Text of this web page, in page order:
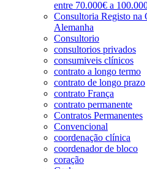
entre 70.000€ a
Consultoria Registo na
Alemanha
Consultorio
consultorios privados
consumiveis clínicos
contrato a longo termo
contrato de longo prazo
contrato França
contrato permanente
Contratos Permanentes
Convencional
coordenação clínica
coordenador de bloco
coração